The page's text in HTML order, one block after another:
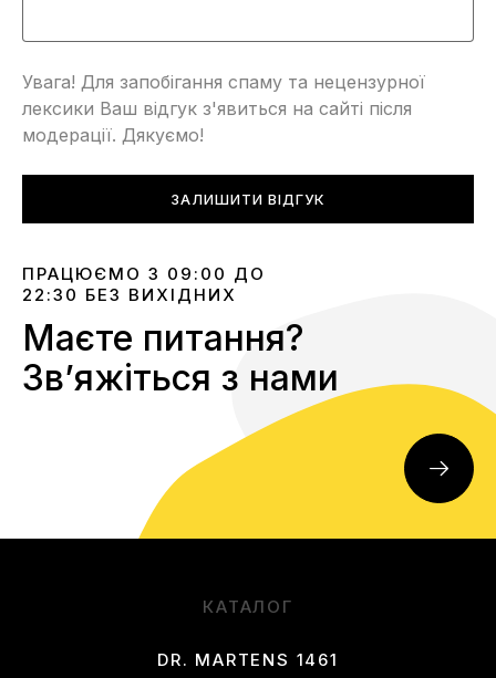
Увага! Для запобігання спаму та нецензурної
лексики Ваш відгук з'явиться на сайті після
модерації. Дякуємо!
ЗАЛИШИТИ ВІДГУК
ПРАЦЮЄМО З 09:00 ДО
22:30 БЕЗ ВИХІДНИХ
Маєте питання?
Звʼяжіться з нами
КАТАЛОГ
DR. MARTENS 1461